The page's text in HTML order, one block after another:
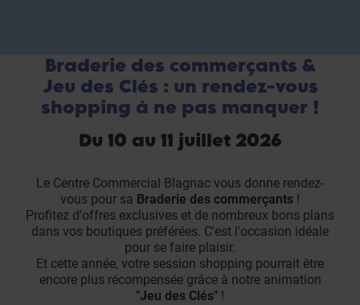
Braderie des commerçants &
Jeu des Clés : un rendez-vous
shopping à ne pas manquer !
Du 10 au 11 juillet 2026
Le Centre Commercial Blagnac vous donne rendez-
vous pour sa Braderie des commerçants !
Profitez d'offres exclusives et de nombreux bons plans
dans vos boutiques préférées. C'est l'occasion idéale
pour se faire plaisir.
Et cette année, votre session shopping pourrait être
encore plus récompensée grâce à notre animation
"Jeu des Clés" !